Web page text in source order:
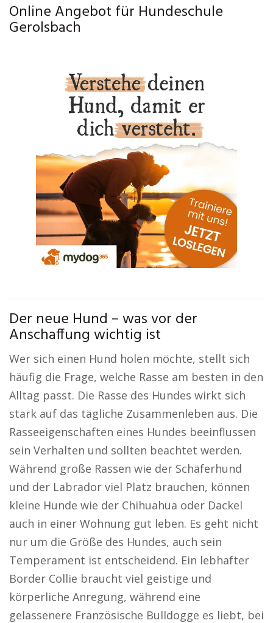
Online Angebot für Hundeschule
Gerolsbach
Der neue Hund – was vor der
Anschaffung wichtig ist
Wer sich einen Hund holen möchte, stellt sich
häufig die Frage, welche Rasse am besten in den
Alltag passt. Die Rasse des Hundes wirkt sich
stark auf das tägliche Zusammenleben aus. Die
Rasseeigenschaften eines Hundes beeinflussen
sein Verhalten und sollten beachtet werden.
Während große Rassen wie der Schäferhund
und der Labrador viel Platz brauchen, können
kleine Hunde wie der Chihuahua oder Dackel
auch in einer Wohnung gut leben. Es geht nicht
nur um die Größe des Hundes, auch sein
Temperament ist entscheidend. Ein lebhafter
Border Collie braucht viel geistige und
körperliche Anregung, während eine
gelassenere Französische Bulldogge es liebt, bei